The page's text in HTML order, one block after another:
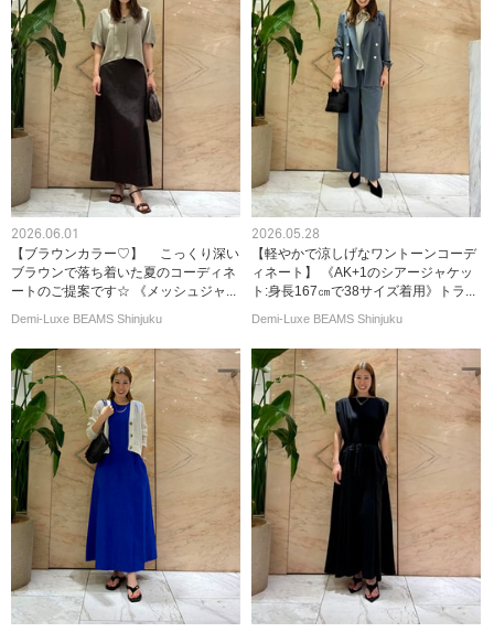
2026.06.01
【ブラウンカラー♡】 こっくり深い
ブラウンで落ち着いた夏のコーディネ
ートのご提案です☆ 《メッシュジャ...
Demi-Luxe BEAMS Shinjuku
2026.05.28
【軽やかで涼しげなワントーンコーデ
ィネート】 《AK+1のシアージャケッ
ト:身長167㎝で38サイズ着用》トラ...
Demi-Luxe BEAMS Shinjuku